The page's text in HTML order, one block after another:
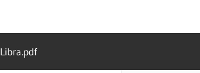
Libra.pdf